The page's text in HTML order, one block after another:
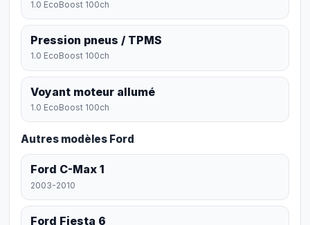
1.0 EcoBoost 100ch
Pression pneus / TPMS
1.0 EcoBoost 100ch
Voyant moteur allumé
1.0 EcoBoost 100ch
Autres modèles Ford
Ford C-Max 1
2003-2010
Ford Fiesta 6